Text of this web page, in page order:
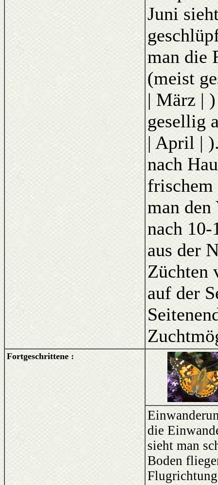
Juni
man die
(meist
| März |
gesellig
| April |
nach
man den
nach 10-
aus der
Züchten
auf der
Fortgeschrittene :
die
sieht man
Boden